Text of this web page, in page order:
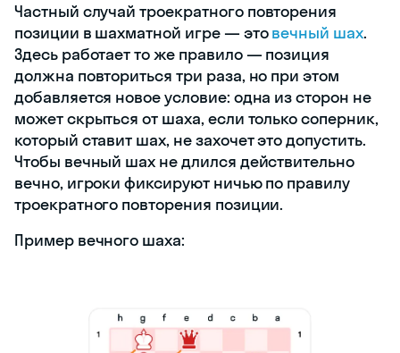
Частный случай троекратного повторения
позиции в шахматной игре — этовечный шах.
Здесь работает то же правило — позиция
должна повториться три раза, но при этом
добавляется новое условие: одна из сторон не
может скрыться от шаха, если только соперник,
который ставит шах, не захочет это допустить.
Чтобы вечный шах не длился действительно
вечно, игроки фиксируют ничью по правилу
троекратного повторения позиции.
Пример вечного шаха: